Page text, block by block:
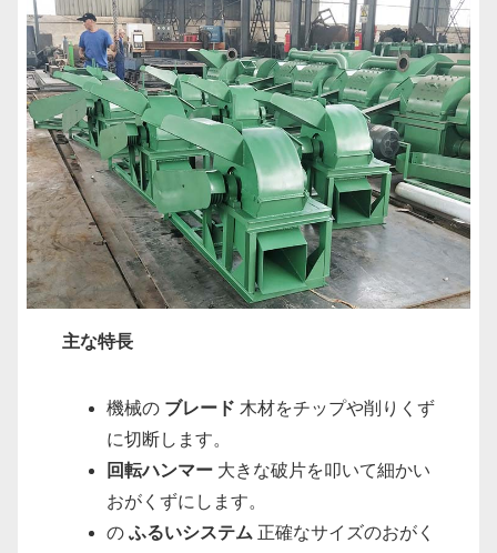
主な特長
機械の ブレード 木材をチップや削りくず
に切断します。
回転ハンマー 大きな破片を叩いて細かい
おがくずにします。
の ふるいシステム 正確なサイズのおがく